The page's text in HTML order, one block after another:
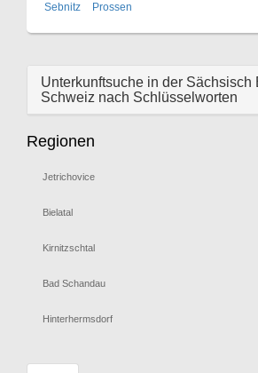
Sebnitz
Prossen
Unterkunftsuche in der Sächsisch
Schweiz nach Schlüsselworten
Regionen
Jetrichovice
Bielatal
Kirnitzschtal
Bad Schandau
Hinterhermsdorf